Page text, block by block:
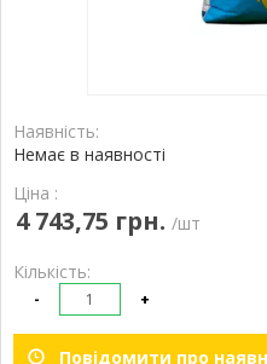
Наявність:
Немає в наявності
Ціна :
4 743,75 грн. /шт
Кількість:
- +
Повідомити про